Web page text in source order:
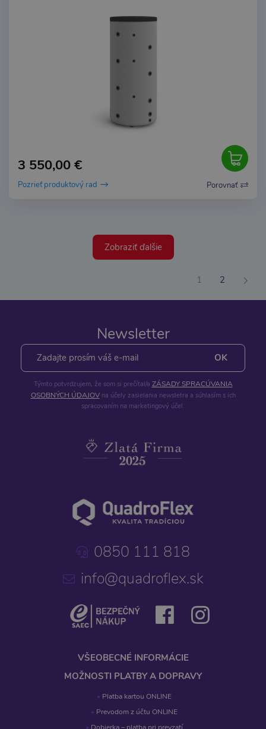
3 550,00 €
Pozrieť produktový rad Porovnať
Zobraziť ďalšie
1 2
Newsletter
Týmto potvrdzujem, že som si prečítal/a ZÁSADY SPRACÚVANIA
OSOBNÝCH ÚDAJOVna účely zasielania newsletra a súhlasím s ich
spracovaním na marketingový účel.
0850 111 818
info@quadroflex.sk
VŠEOBECNÉ INFORMÁCIE
MOŽNOSTI PLATBY A DOPRAVY
Platba kartou ONLINE
Prevodom z účtu ONLINE